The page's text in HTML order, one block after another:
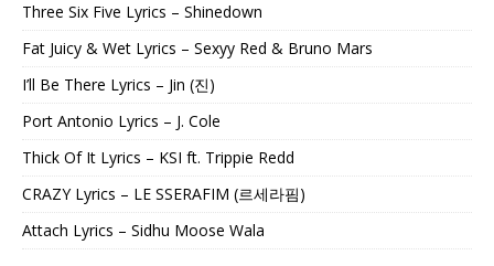
Three Six Five Lyrics – Shinedown
Fat Juicy & Wet Lyrics – Sexyy Red & Bruno Mars
I’ll Be There Lyrics – Jin (진)
Port Antonio Lyrics – J. Cole
Thick Of It Lyrics – KSI ft. Trippie Redd
CRAZY Lyrics – LE SSERAFIM (르세라핌)
Attach Lyrics – Sidhu Moose Wala